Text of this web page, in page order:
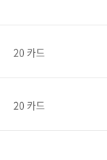
20 카드
20 카드